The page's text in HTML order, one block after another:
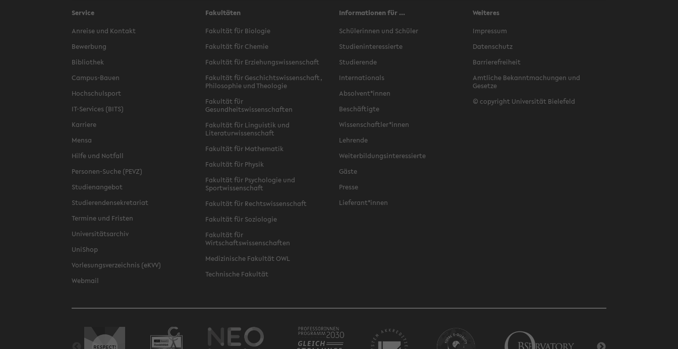
Service
Anreise und Kontakt
Bewerbung
Bibliothek
Campus-Bauen
Hochschulsport
IT-Services (BITS)
Karriere
Mensa
Hilfe und Notfall
Personen-Suche (PEVZ)
Studienangebot
Studierendensekretariat
Termine und Fristen
Universitätsarchiv
UniShop
Vorlesungsverzeichnis (eKVV)
Webmail
Fakultäten
Fakultät für Biologie
Fakultät für Chemie
Fakultät für Erziehungswissenschaft
Fakultät für Geschichtswissenschaft,
Philosophie und Theologie
Fakultät für
Gesundheitswissenschaften
Fakultät für Linguistik und
Literaturwissenschaft
Fakultät für Mathematik
Fakultät für Physik
Fakultät für Psychologie und
Sportwissenschaft
Fakultät für Rechtswissenschaft
Fakultät für Soziologie
Fakultät für
Wirtschaftswissenschaften
Medizinische Fakultät OWL
Technische Fakultät
Informationen für ...
Schülerinnen und Schüler
Studieninteressierte
Studierende
Internationals
Absolvent*innen
Beschäftigte
Wissenschaftler*innen
Lehrende
Weiterbildungsinteressierte
Gäste
Presse
Lieferant*innen
Weiteres
Impressum
Datenschutz
Barrierefreiheit
Amtliche Bekanntmachungen und
Gesetze
© copyright Universität Bielefeld